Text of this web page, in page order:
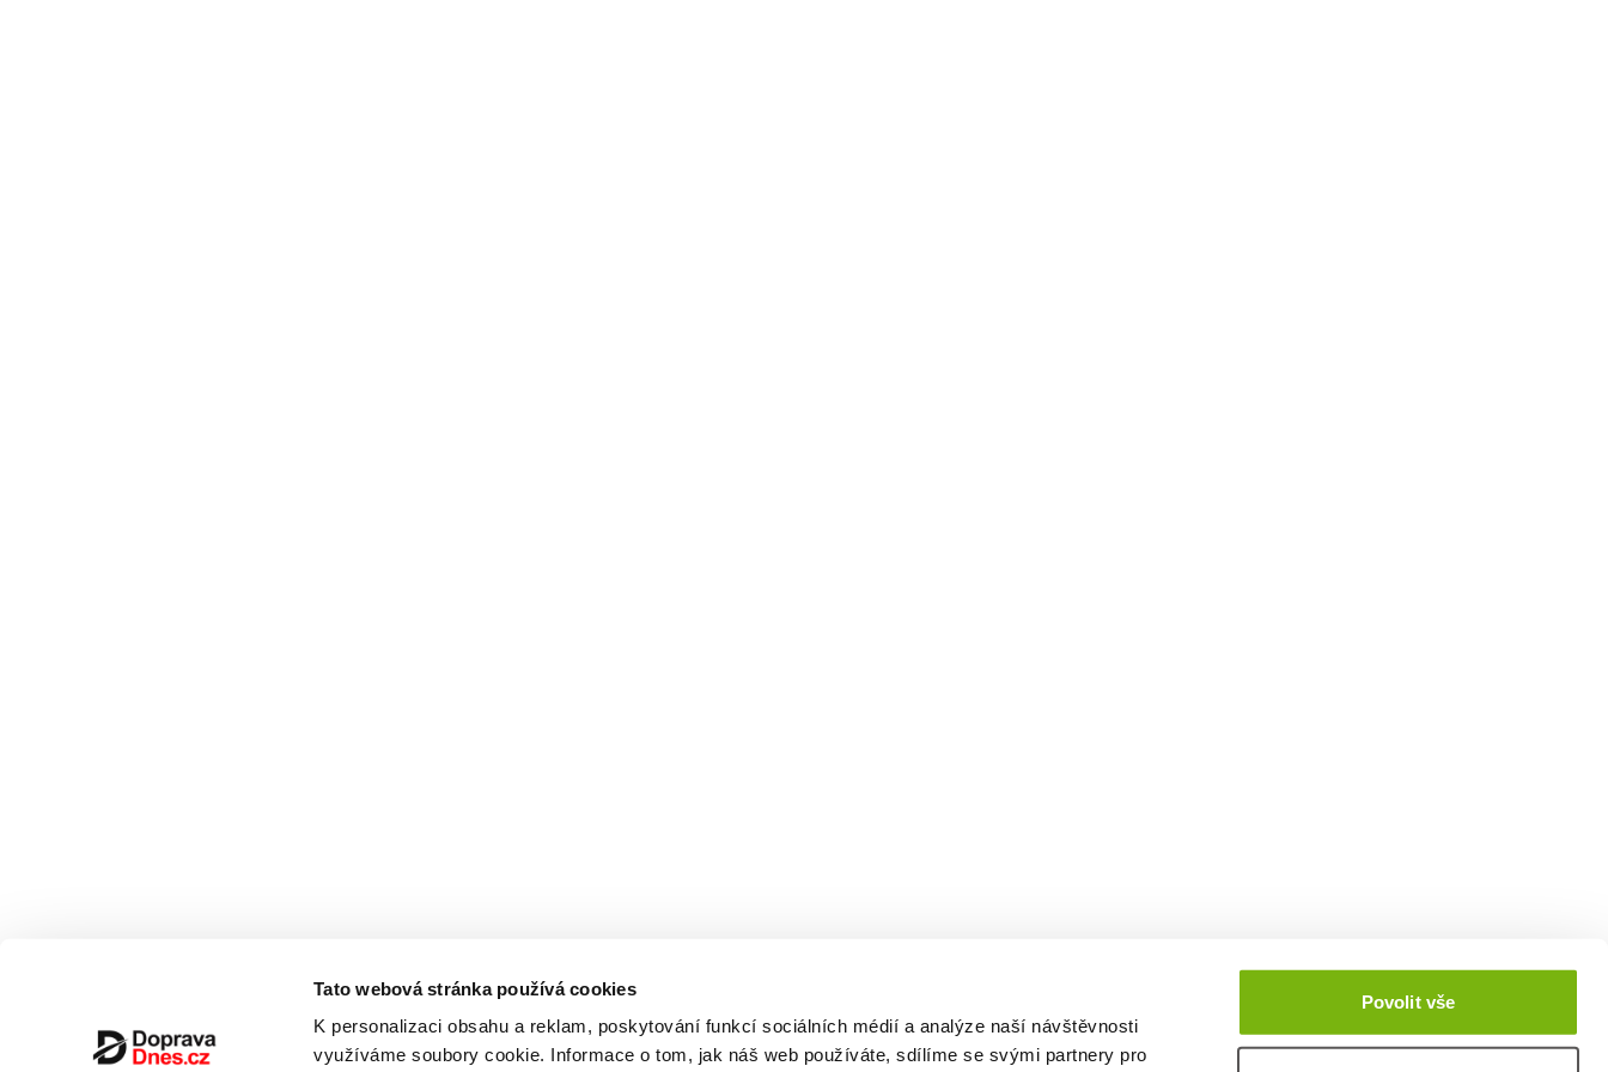
Tato webová stránka používá cookies
K personalizaci obsahu a reklam, poskytování funkcí sociálních médií a analýze naší návštěvnosti
využíváme soubory cookie. Informace o tom, jak náš web používáte, sdílíme se svými partnery pro
Povolit vše